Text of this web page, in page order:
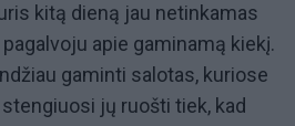
kitą dieną jau netinkamas
apie gaminamą kiekį.
gaminti salotas, kuriose
jų ruošti tiek, kad